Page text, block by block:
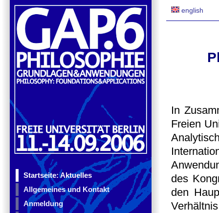
Startseite: Aktuelles
Allgemeines und Kontakt
Anmeldung
english
In
Freien
des
den